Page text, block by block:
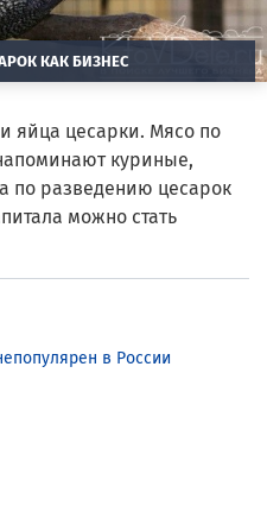
КАК БИЗНЕС
яйца цесарки. Мясо по
куриные,
по разведению цесарок
можно стать
в России